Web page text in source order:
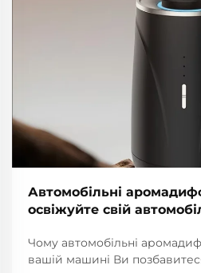
Автомобільні
освіжуйте свій
Чому автомобільні
вашій машині Ви